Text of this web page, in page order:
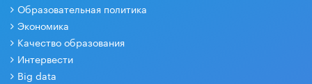
Образовательная политика
Экономика
Качество образования
Интервести
Big data